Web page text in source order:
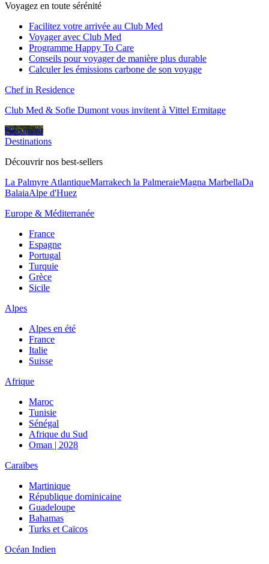
Voyagez en toute sérénité
Facilitez votre arrivée au Club Med
Voyager avec Club Med
Programme Happy To Care
Conseils pour voyager de manière plus durable
Calculer les émissions carbone de son voyage
Chef in Residence
Club Med & Sofie Dumont vous invitent à Vittel Ermitage
Découvrir
Destinations
Découvrir nos best-sellers
La Palmyre AtlantiqueMarrakech la PalmeraieMagna MarbellaDa
BalaiaAlpe d'Huez
Europe & Méditerranée
France
Espagne
Portugal
Turquie
Grèce
Sicile
Alpes
Alpes en été
France
Italie
Suisse
Afrique
Maroc
Tunisie
Sénégal
Afrique du Sud
Oman | 2028
Caraïbes
Martinique
République dominicaine
Guadeloupe
Bahamas
Turks et Caïcos
Océan Indien